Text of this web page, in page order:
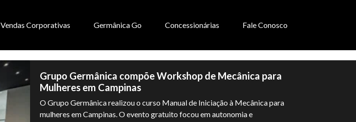
Vendas Corporativas Germânica Go Concessionárias Fale Conosco
Grupo Germânica compõe Workshop de Mecânica para
Mulheres em Campinas
O Grupo Germânica realizou o curso Manual de Iniciação à Mecânica para
mulheres em Campinas. O evento gratuito focou em autonomia e